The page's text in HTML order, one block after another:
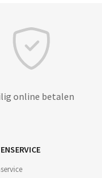
online betalen